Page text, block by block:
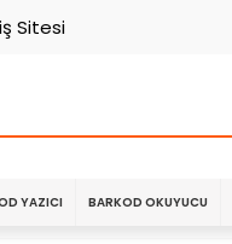
Sitesi
YAZICI BARKOD OKUYUCU